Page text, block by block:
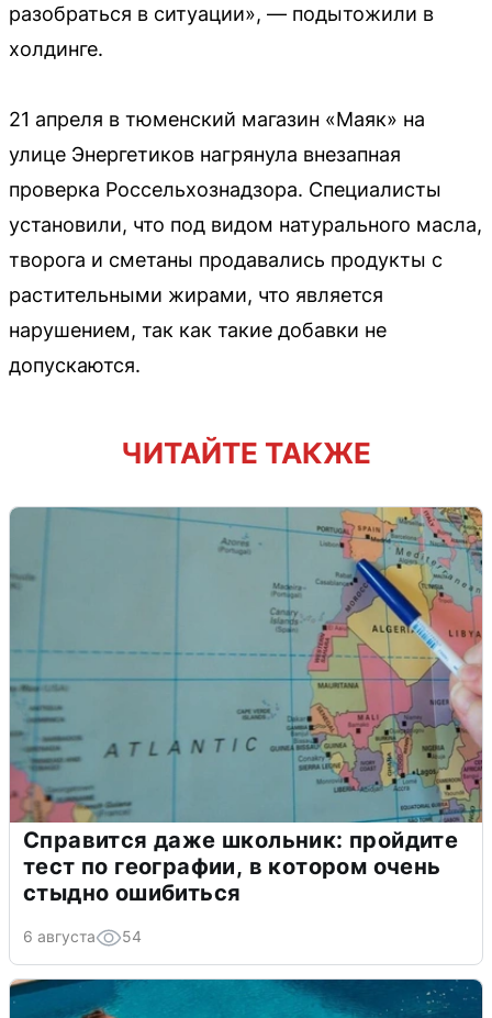
разобраться в ситуации», — подытожили в
холдинге.
21 апреля в тюменский магазин «Маяк» на
улице Энергетиков нагрянула внезапная
проверка Россельхознадзора. Специалисты
установили, что под видом натурального масла,
творога и сметаны продавались продукты с
растительными жирами, что является
нарушением, так как такие добавки не
допускаются.
ЧИТАЙТЕ ТАКЖЕ
Справится даже школьник: пройдите
тест по географии, в котором очень
стыдно ошибиться
6 августа 54